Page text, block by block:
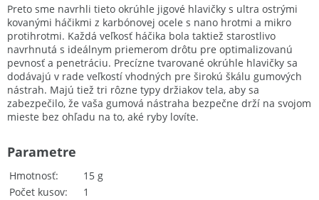
Preto sme navrhli tieto okrúhle jigové hlavičky s ultra ostrými
kovanými háčikmi z karbónovej ocele s nano hrotmi a mikro
protihrotmi. Každá veľkosť háčika bola taktiež starostlivo
navrhnutá s ideálnym priemerom drôtu pre optimalizovanú
pevnosť a penetráciu. Precízne tvarované okrúhle hlavičky sa
dodávajú v rade veľkostí vhodných pre širokú škálu gumových
nástrah. Majú tiež tri rôzne typy držiakov tela, aby sa
zabezpečilo, že vaša gumová nástraha bezpečne drží na svojom
mieste bez ohľadu na to, aké ryby lovíte.
Hmotnosť
15 g
Počet kusov
1
Parametre